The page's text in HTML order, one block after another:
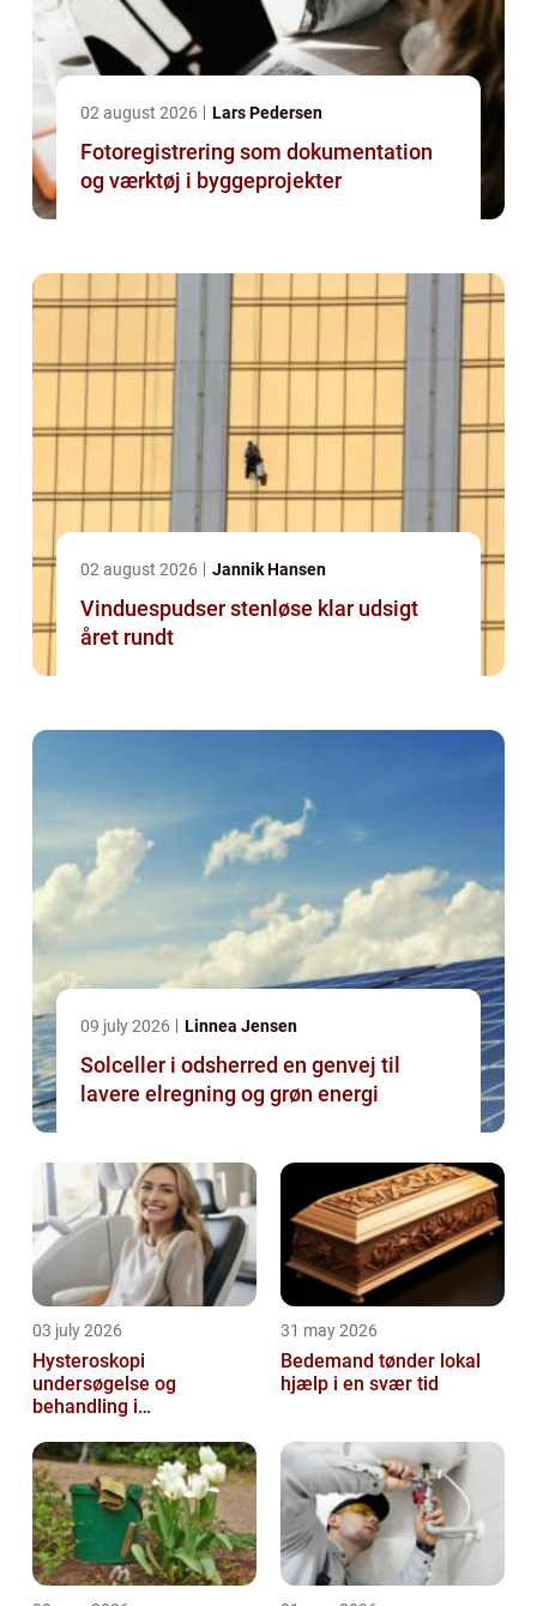
02 august 2026 Lars Pedersen
Fotoregistrering som dokumentation
og værktøj i byggeprojekter
02 august 2026 Jannik Hansen
Vinduespudser stenløse klar udsigt
året rundt
09 july 2026 Linnea Jensen
Solceller i odsherred en genvej til
lavere elregning og grøn energi
03 july 2026
Hysteroskopi
undersøgelse og
behandling i
31 may 2026
Bedemand tønder lokal
hjælp i en svær tid